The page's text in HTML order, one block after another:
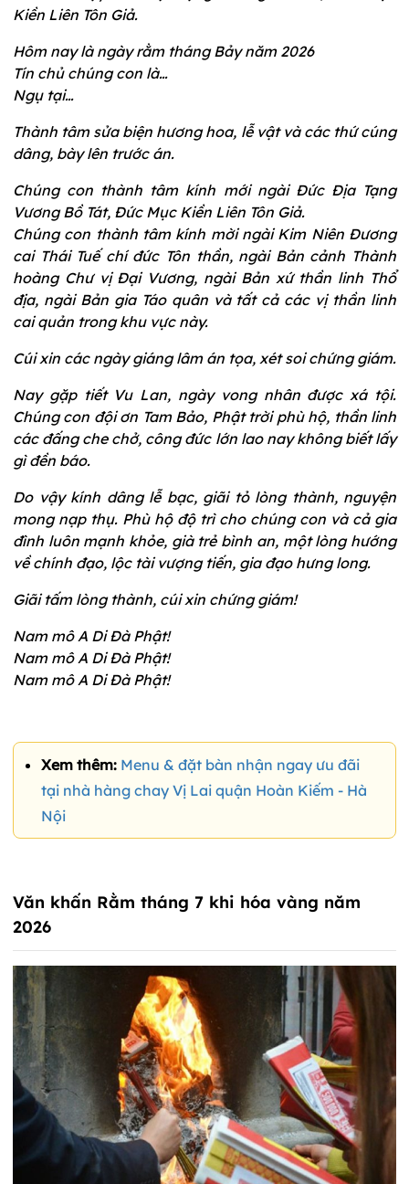
Kiền Liên Tôn Giả.
Hôm nay là ngày rằm tháng Bảy năm 2026
Tín chủ chúng con là…
Ngụ tại…
Thành tâm sửa biện hương hoa, lễ vật và các thứ cúng
dâng, bày lên trước án.
Chúng con thành tâm kính mới ngài Đức Địa Tạng
Vương Bồ Tát, Đức Mục Kiền Liên Tôn Giả.
Chúng con thành tâm kính mời ngài Kim Niên Đương
cai Thái Tuế chí đức Tôn thần, ngài Bản cảnh Thành
hoàng Chư vị Đại Vương, ngài Bản xứ thần linh Thổ
địa, ngài Bản gia Táo quân và tất cả các vị thần linh
cai quản trong khu vực này.
Cúi xin các ngày giáng lâm án tọa, xét soi chứng giám.
Nay gặp tiết Vu Lan, ngày vong nhân được xá tội.
Chúng con đội ơn Tam Bảo, Phật trời phù hộ, thần linh
các đấng che chở, công đức lớn lao nay không biết lấy
gì đền báo.
Do vậy kính dâng lễ bạc, giãi tỏ lòng thành, nguyện
mong nạp thụ. Phù hộ độ trì cho chúng con và cả gia
đình luôn mạnh khỏe, già trẻ bình an, một lòng hướng
về chính đạo, lộc tài vượng tiến, gia đạo hưng long.
Giãi tấm lòng thành, cúi xin chứng giám!
Nam mô A Di Đà Phật!
Nam mô A Di Đà Phật!
Nam mô A Di Đà Phật!
Xem thêm: Menu & đặt bàn nhận ngay ưu đãi
tại nhà hàng chay Vị Lai quận Hoàn Kiếm - Hà
Nội
Văn khấn Rằm tháng 7 khi hóa vàng năm
2026